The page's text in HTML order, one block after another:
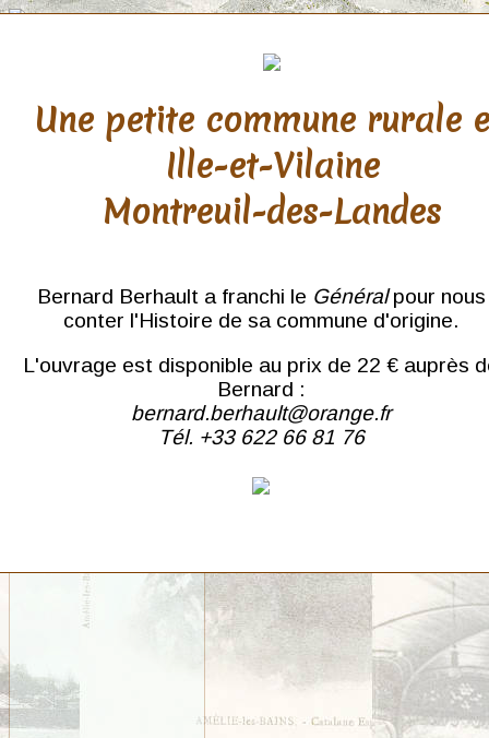
Une petite commune rurale
Ille-et-Vilaine
Montreuil-des-Landes
Bernard Berhault a franchi le Généralpour nous
conter l'Histoire de sa commune d'origine.
L'ouvrage est disponible au prix de 22 € auprès
Bernard :
bernard.berhault@orange.fr
Tél. +33 622 66 81 76